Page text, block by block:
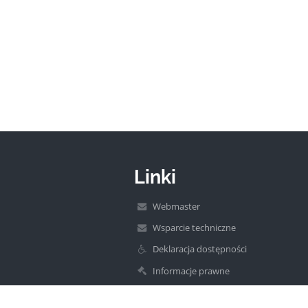
Linki
Webmaster
Wsparcie techniczne
Deklaracja dostępności
Informacje prawne